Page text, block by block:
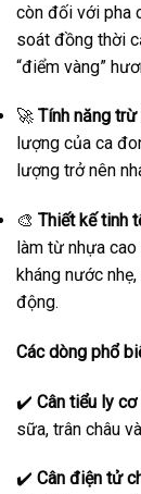
còn đối với pha
soát đồng thời
“điểm vàng”
🚀 Tính năng
lượng của ca
lượng trở nên
🎨 Thiết kế tinh
làm từ nhựa
kháng nước
động.
Các dòng phổ
✔️ Cân tiểu ly cơ
sữa, trân châu
✔️ Cân điện tử